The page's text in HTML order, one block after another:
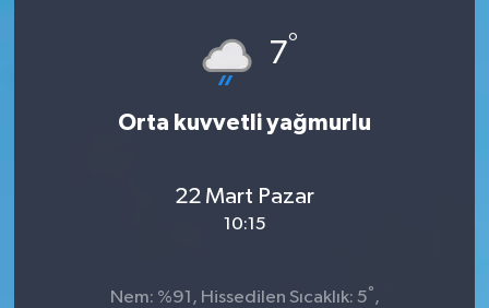
7°
Orta kuvvetli yağmurlu
22 Mart Pazar
10:15
Nem: %91, Hissedilen Sıcaklık: 5° ,